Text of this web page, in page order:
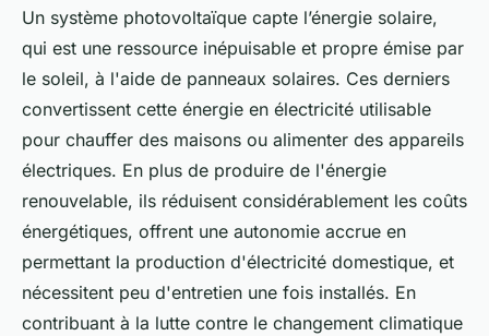
Installer un système
photovoltaïque à Toulouse :
Comment procéder ?
Mélina•21 juillet 2024•3 min de lecture
Un système photovoltaïque capte l’énergie solaire,
qui est une ressource inépuisable et propre émise par
le soleil, à l'aide de panneaux solaires. Ces derniers
convertissent cette énergie en électricité utilisable
pour chauffer des maisons ou alimenter des appareils
électriques. En plus de produire de l'énergie
renouvelable, ils réduisent considérablement les coûts
énergétiques, offrent une autonomie accrue en
permettant la production d'électricité domestique, et
nécessitent peu d'entretien une fois installés. En
contribuant à la lutte contre le changement climatique